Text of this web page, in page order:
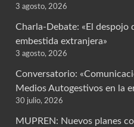
3 agosto, 2026
Charla-Debate: «El despojo
embestida extranjera»
3 agosto, 2026
Conversatorio:
Medios Autogestivos en la
30 julio, 2026
MUPREN: Nuevos planes